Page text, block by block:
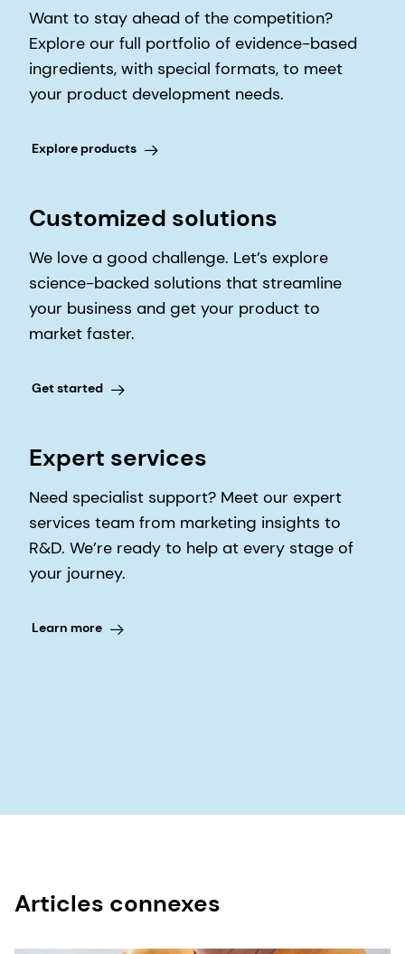
Want to stay ahead of the competition?
Explore our full portfolio of evidence-based
ingredients, with special formats, to meet
your product development needs.
Explore products
Customized solutions
We love a good challenge. Let’s explore
science-backed solutions that streamline
your business and get your product to
market faster.
Get started
Expert services
Need specialist support? Meet our expert
services team from marketing insights to
R&D. We’re ready to help at every stage of
your journey.
Learn more
Articles connexes